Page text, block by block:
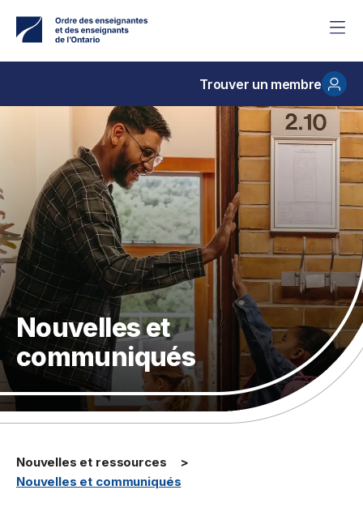
contenu
Trouver un membre
Nouvelles et
communiqués
Nouvelles et ressources
Nouvelles et communiqués